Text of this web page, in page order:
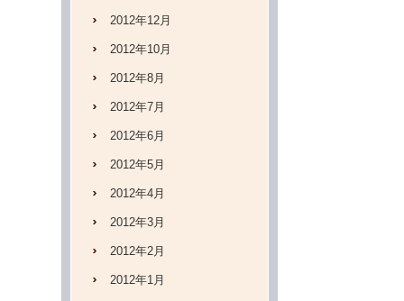
2012年12月
2012年10月
2012年8月
2012年7月
2012年6月
2012年5月
2012年4月
2012年3月
2012年2月
2012年1月